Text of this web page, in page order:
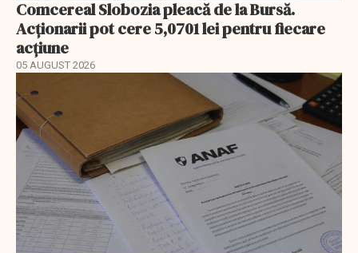
Comcereal Slobozia pleacă de la Bursă.
Acționarii pot cere 5,0701 lei pentru fiecare
acțiune
05 AUGUST 2026